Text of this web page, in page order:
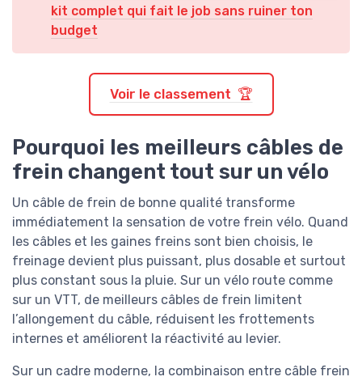
kit complet qui fait le job sans ruiner ton
budget
Voir le classement 🏆
Pourquoi les meilleurs câbles de
frein changent tout sur un vélo
Un câble de frein de bonne qualité transforme
immédiatement la sensation de votre frein vélo. Quand
les câbles et les gaines freins sont bien choisis, le
freinage devient plus puissant, plus dosable et surtout
plus constant sous la pluie. Sur un vélo route comme
sur un VTT, de meilleurs câbles de frein limitent
l’allongement du câble, réduisent les frottements
internes et améliorent la réactivité au levier.
Sur un cadre moderne, la combinaison entre câble frein